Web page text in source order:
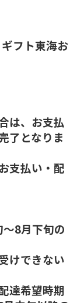
フト東海お
は、お支払
了となりま
支払い・配
8月下旬の
けできない
達希望時期